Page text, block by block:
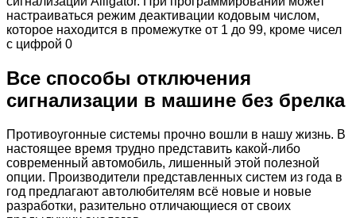
настраиваться режим деактивации кодовым числом,
которое находится в промежутке от 1 до 99, кроме чисел
с цифрой 0
Все способы отключения
сигнализации в машине без брелка
Противоугонные системы прочно вошли в нашу жизнь. В
настоящее время трудно представить какой-либо
современный автомобиль, лишенный этой полезной
опции. Производители представленных систем из года в
год предлагают автолюбителям всё новые и новые
разработки, разительно отличающиеся от своих